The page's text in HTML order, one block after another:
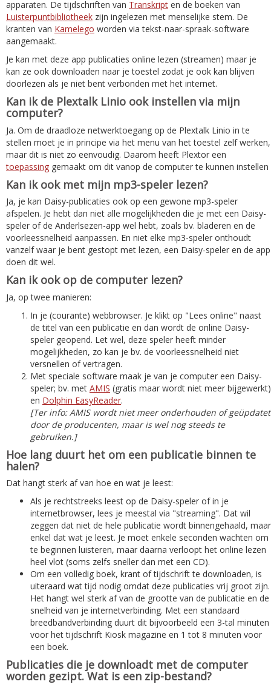
apparaten. De tijdschriften van Transkript en de boeken van
Luisterpuntbibliotheek zijn ingelezen met menselijke stem. De
kranten van Kamelego worden via tekst-naar-spraak-software
aangemaakt.
Je kan met deze app publicaties online lezen (streamen) maar je
kan ze ook downloaden naar je toestel zodat je ook kan blijven
doorlezen als je niet bent verbonden met het internet.
Kan ik de Plextalk Linio ook instellen via mijn
computer?
Ja. Om de draadloze netwerktoegang op de Plextalk Linio in te
stellen moet je in principe via het menu van het toestel zelf werken,
maar dit is niet zo eenvoudig. Daarom heeft Plextor een
toepassing gemaakt om dit vanop de computer te kunnen instellen
Kan ik ook met mijn mp3-speler lezen?
Ja, je kan Daisy-publicaties ook op een gewone mp3-speler
afspelen. Je hebt dan niet alle mogelijkheden die je met een Daisy-
speler of de Anderlsezen-app wel hebt, zoals bv. bladeren en de
voorleessnelheid aanpassen. En niet elke mp3-speler onthoudt
vanzelf waar je bent gestopt met lezen, een Daisy-speler en de app
doen dit wel.
Kan ik ook op de computer lezen?
Ja, op twee manieren:
In je (courante) webbrowser. Je klikt op "Lees online" naast
de titel van een publicatie en dan wordt de online Daisy-
speler geopend. Let wel, deze speler heeft minder
mogelijkheden, zo kan je bv. de voorleessnelheid niet
versnellen of vertragen.
Met speciale software maak je van je computer een Daisy-
speler; bv. met AMIS (gratis maar wordt niet meer bijgewerkt)
en Dolphin EasyReader.
[Ter info: AMIS wordt niet meer onderhouden of geüpdatet
door de producenten, maar is wel nog steeds te
gebruiken.]
Hoe lang duurt het om een publicatie binnen te
halen?
Dat hangt sterk af van hoe en wat je leest:
Als je rechtstreeks leest op de Daisy-speler of in je
internetbrowser, lees je meestal via "streaming". Dat wil
zeggen dat niet de hele publicatie wordt binnengehaald, maar
enkel dat wat je leest. Je moet enkele seconden wachten om
te beginnen luisteren, maar daarna verloopt het online lezen
heel vlot (soms zelfs sneller dan met een CD).
Om een volledig boek, krant of tijdschrift te downloaden, is
uiteraard wat tijd nodig omdat deze publicaties vrij groot zijn.
Het hangt wel sterk af van de grootte van de publicatie en de
snelheid van je internetverbinding. Met een standaard
breedbandverbinding duurt dit bijvoorbeeld een 3-tal minuten
voor het tijdschrift Kiosk magazine en 1 tot 8 minuten voor
een boek.
Publicaties die je downloadt met de computer
worden gezipt. Wat is een zip-bestand?